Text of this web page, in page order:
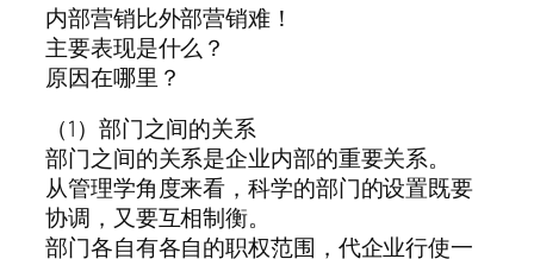
内部营销比外部营销难！
主要表现是什么？
原因在哪里？
（1）部门之间的关系
部门之间的关系是企业内部的重要关系。
从管理学角度来看，科学的部门的设置既要
协调，又要互相制衡。
部门各自有各自的职权范围，代企业行使一